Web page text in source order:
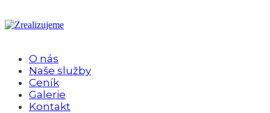
O nás
Naše služby
Ceník
Galerie
Kontakt